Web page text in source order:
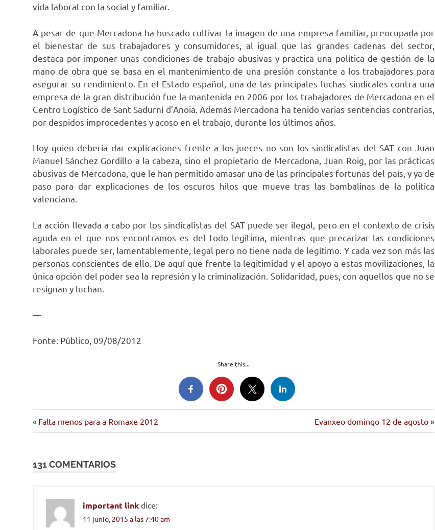
vida laboral con la social y familiar.
A pesar de que Mercadona ha buscado cultivar la imagen de una empresa familiar, preocupada por
el bienestar de sus trabajadores y consumidores, al igual que las grandes cadenas del sector,
destaca por imponer unas condiciones de trabajo abusivas y practica una política de gestión de la
mano de obra que se basa en el mantenimiento de una presión constante a los trabajadores para
asegurar su rendimiento. En el Estado español, una de las principales luchas sindicales contra una
empresa de la gran distribución fue la mantenida en 2006 por los trabajadores de Mercadona en el
Centro Logístico de Sant Sadurní d’Anoia. Además Mercadona ha tenido varias sentencias contrarias,
por despidos improcedentes y acoso en el trabajo, durante los últimos años.
Hoy quien debería dar explicaciones frente a los jueces no son los sindicalistas del SAT con Juan
Manuel Sánchez Gordillo a la cabeza, sino el propietario de Mercadona, Juan Roig, por las prácticas
abusivas de Mercadona, que le han permitido amasar una de las principales fortunas del país, y ya de
paso para dar explicaciones de los oscuros hilos que mueve tras las bambalinas de la política
valenciana.
La acción llevada a cabo por los sindicalistas del SAT puede ser ilegal, pero en el contexto de crisis
aguda en el que nos encontramos es del todo legítima, mientras que precarizar las condiciones
laborales puede ser, lamentablemente, legal pero no tiene nada de legítimo. Y cada vez son más las
personas conscientes de ello. De aquí que frente la legitimidad y el apoyo a estas movilizaciones, la
única opción del poder sea la represión y la criminalización. Solidaridad, pues, con aquellos que no se
resignan y luchan.
—
Fonte: Público, 09/08/2012
Share this...
esther
Navegación
entradas
Entrada
anterior:
Falta menos para a Romaxe 2012
Siguiente
entrada:
Evanxeo domingo 12 de agosto
131 COMENTARIOS
important link dice:
11 junio, 2015 a las 7:40 am